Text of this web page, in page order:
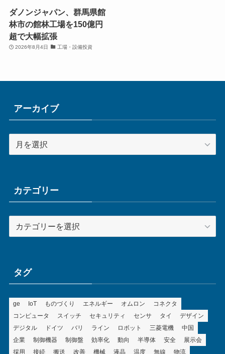
ダノンジャパン、群馬県館
林市の館林工場を150億円
超で大幅拡張
2026年8月4日 工場・設備投資
アーカイブ
ー
ブカテゴリー
テ
ータグ
ge IoT ものづくり エネルギー オムロン
コネクタ
コンピュータ
スイッチ セキュリティ センサ タイ
デザイン
デジタル
ドイツ バリ ライン ロボット 三菱電機
中国
企業
制御機器 制御盤 効率化 動向 半導体 安全
展示会
採用
接続 搬送 改善 機械 液晶 温度 無線 物流